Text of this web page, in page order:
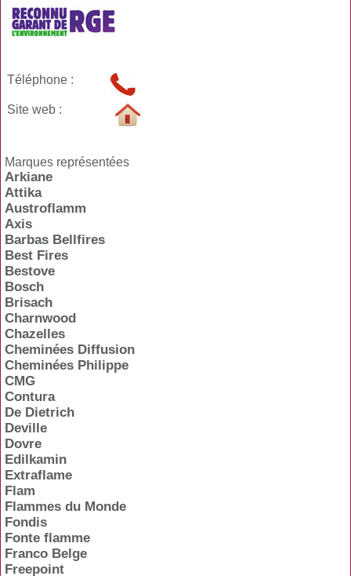
Téléphone :
Site web :
Marques représentées
Arkiane
Attika
Austroflamm
Axis
Barbas Bellfires
Best Fires
Bestove
Bosch
Brisach
Charnwood
Chazelles
Cheminées Diffusion
Cheminées Philippe
CMG
Contura
De Dietrich
Deville
Dovre
Edilkamin
Extraflame
Flam
Flammes du Monde
Fondis
Fonte flamme
Franco Belge
Freepoint